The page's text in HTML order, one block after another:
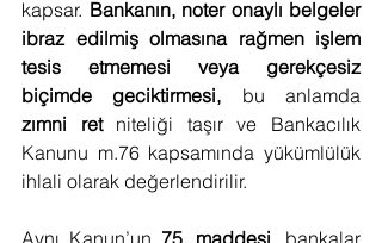
kapsar. Bankanın, noter onaylı belgeler
ibraz edilmiş olmasına rağmen işlem
tesis etmemesi veya gerekçesiz
biçimde geciktirmesi,
zımni ret niteliği taşır ve Bankacılık
Kanunu m.76 kapsamında yükümlülük
ihlali olarak değerlendirilir.
Aynı Kanun’un 75. maddesi, bankalar